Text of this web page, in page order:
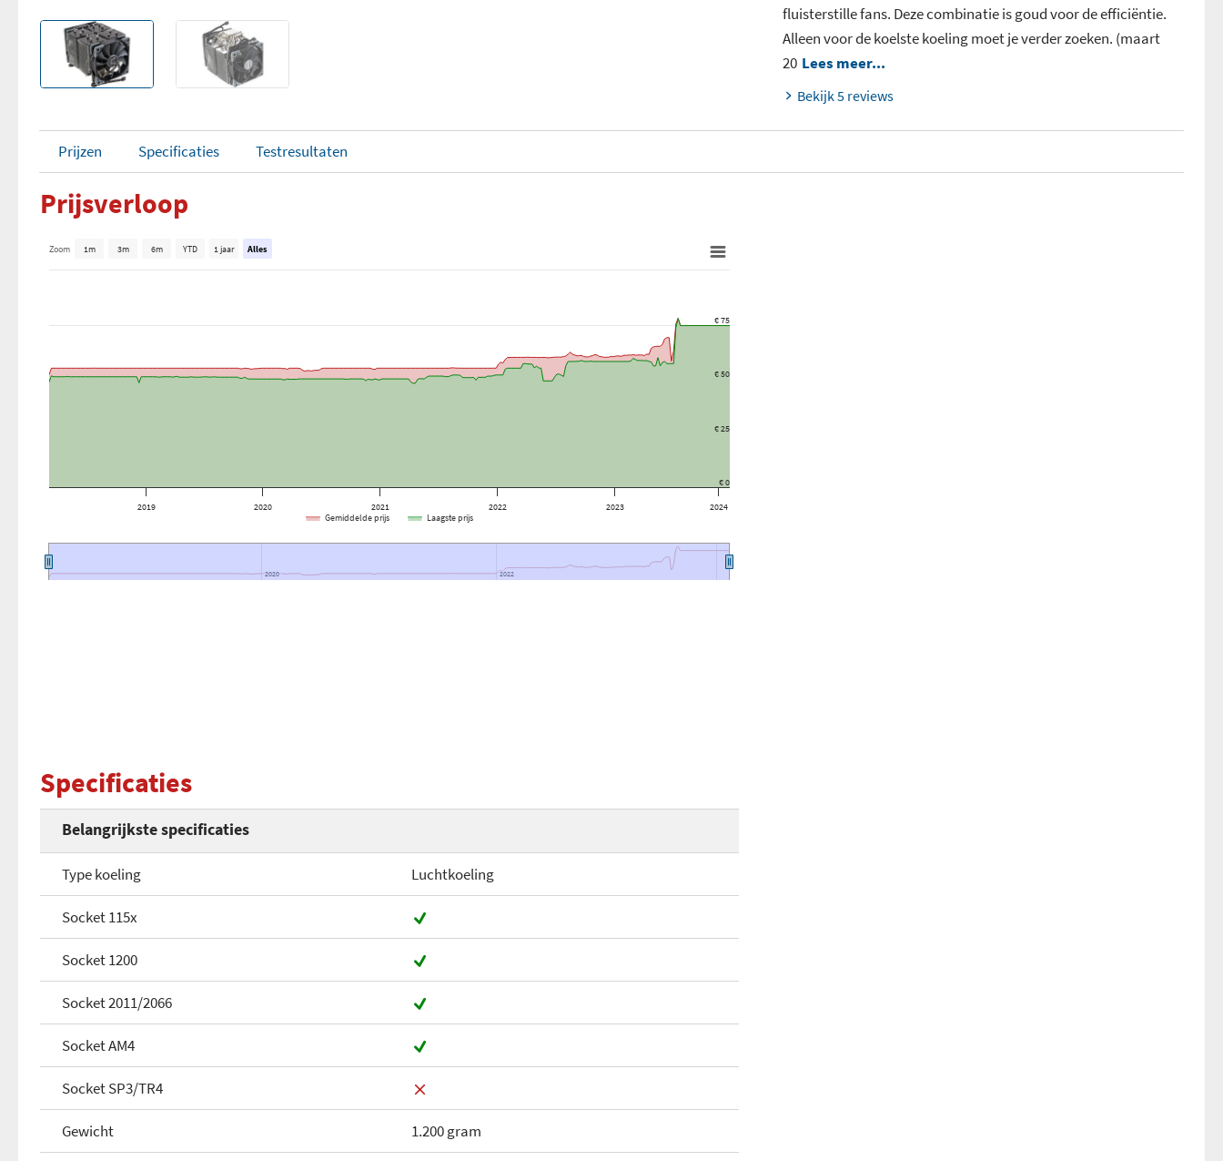
fluisterstille fans. Deze combinatie is goud voor de efficiëntie.
Alleen voor de koelste koeling moet je verder zoeken. (maart
20 Lees meer...
Bekijk 5 reviews
Prijzen Specificaties Testresultaten
Prijsverloop
2019 2020 2021 2022 2023 2024
2020
2020 2022
2022
€ 0
€ 25
€ 50
€ 75
Zoom 1m 3m 6m YTD 1 jaar Alles
Gemiddelde prijs Laagste prijs
Specificaties
Belangrijkste specificaties
Type koeling Luchtkoeling
Socket 115x
Socket 1200
Socket 2011/2066
Socket AM4
Socket SP3/TR4
Gewicht 1.200 gram